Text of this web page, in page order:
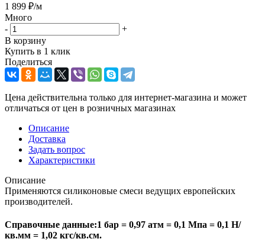
1 899 ₽/м
Много
-
+
В корзину
Купить в 1 клик
Поделиться
Цена действительна только для интернет-магазина и может
отличаться от цен в розничных магазинах
Описание
Доставка
Задать вопрос
Характеристики
Описание
Применяются силиконовые смеси ведущих европейских
производителей.
Справочные данные:1 бар = 0,97 атм = 0,1 Мпа = 0,1 Н/
кв.мм = 1,02 кгс/кв.см.